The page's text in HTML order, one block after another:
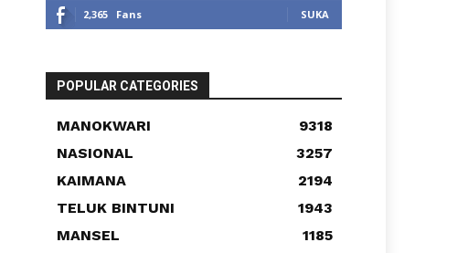
2,365 Fans SUKA
POPULAR CATEGORIES
MANOKWARI
9318
NASIONAL
3257
KAIMANA
2194
TELUK BINTUNI
1943
MANSEL
1185